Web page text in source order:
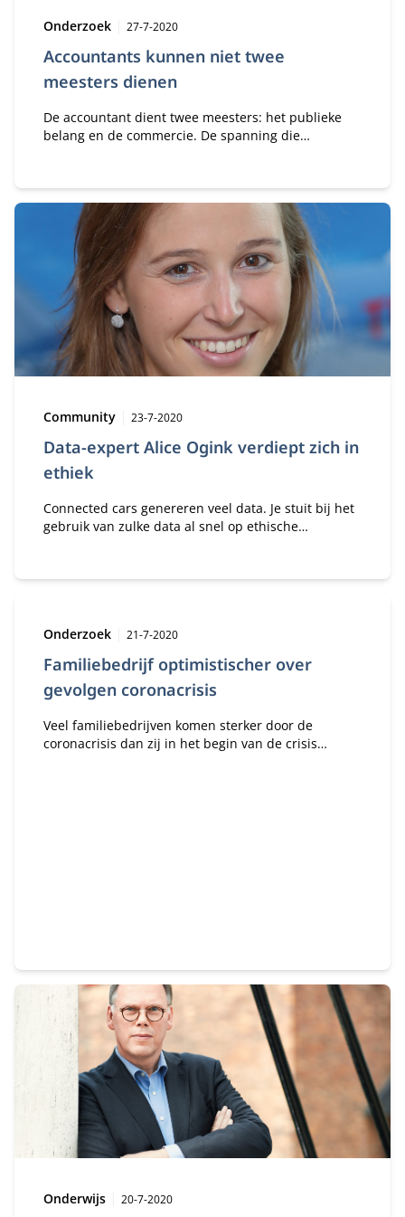
Accountants kunnen niet twee
meesters dienen
Type:
Onderzoek Publicatiedatum:
27-7-2020
De accountant dient twee meesters: het publieke
belang en de commercie. De spanning die
van Brenk beiden lid van het Center for Accounting,
Auditing & Control bij Nyenrode Business
Universiteit en Greg Trompeter, Professor of
Accounting bij de University of Central Florida.
Data-expert Alice Ogink verdiept zich in
ethiek
Type:
Community Publicatiedatum:
23-7-2020
Connected cars genereren veel data. Je stuit bij het
gebruik van zulke data al snel op ethische
onderdeel dat de data genereert? Wie mag de data
Familiebedrijf optimistischer over
gevolgen coronacrisis
Type:
Onderzoek Publicatiedatum:
21-7-2020
Veel familiebedrijven komen sterker door de
coronacrisis dan zij in het begin van de crisis
Type:
Onderwijs Publicatiedatum:
20-7-2020